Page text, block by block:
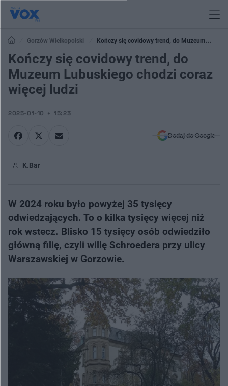
Gorzów Wielkopolski
Kończy się covidowy trend, do Muzeum
Lubuskiego chodzi coraz więcej ludzi
Kończy się covidowy trend, do
Muzeum Lubuskiego chodzi coraz
więcej ludzi
2025-01-10 15:23
Dodaj do Google
K.Bar
W 2024 roku było powyżej 35 tysięcy
odwiedzających. To o kilka tysięcy więcej niż
rok wstecz. Blisko 15 tysięcy osób odwiedziło
główną filię, czyli willę Schroedera przy ulicy
Warszawskiej w Gorzowie.